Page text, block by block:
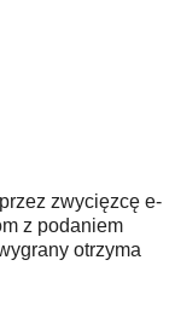
zwycięzcę e-
z podaniem
otrzyma